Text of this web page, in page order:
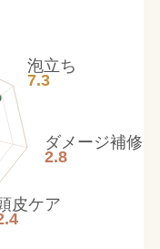
泡立ち
7.3
ダメージ補修
2.8
皮ケア